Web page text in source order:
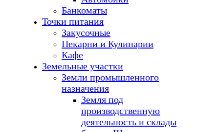
Банкоматы
Точки питания
Закусочные
Пекарни и Кулинарии
Кафе
Земельные участки
Земли промышленного
назначения
Земля под
производственную
деятельность и склады